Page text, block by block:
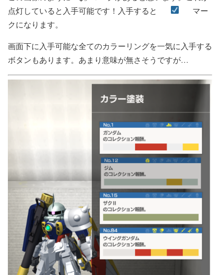
点灯していると入手可能です！入手すると
マー
クになります。
画面下に入手可能な全てのカラーリングを一気に入手する
ボタンもあります。あまり意味が無さそうですが…